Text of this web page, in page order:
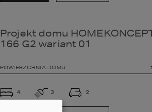
Projekt domu
166 G2 wariant 01
POWIERZCHNIA DOMU
4 3 2